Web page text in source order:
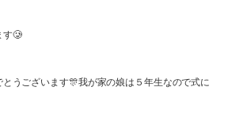
す🥲
うございます🎊我が家の娘は５年生なので式に